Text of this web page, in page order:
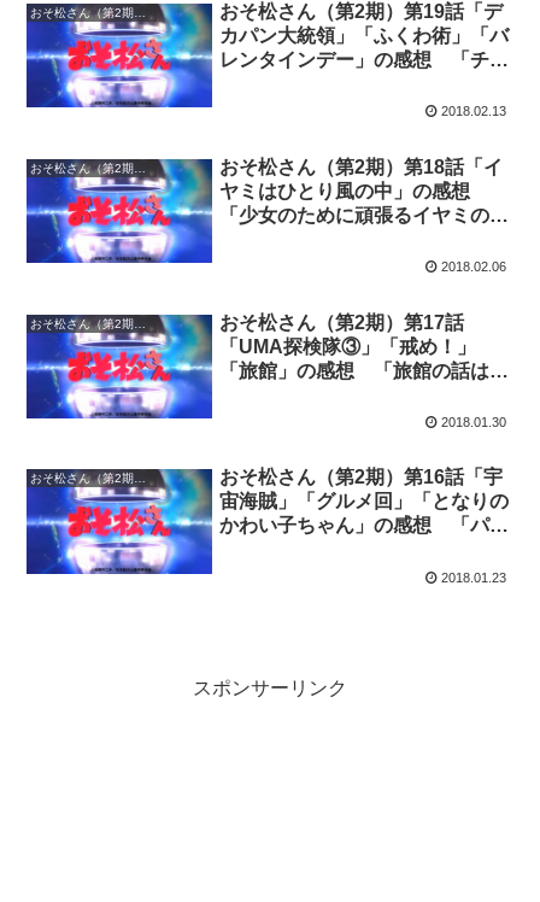
おそ松さん（第2期）の感想
おそ松さん（第2期）第19話「デ
カパン大統領」「ふくわ術」「バ
レンタインデー」の感想 「チョ
2018.02.13
おそ松さん（第2期）第18話「イ
ヤミはひとり風の中」の感想
「少女のために頑張るイヤミの
2018.02.06
おそ松さん（第2期）第17話
「UMA探検隊③」「戒め！」
「旅館」の感想 「旅館の話はオ
2018.01.30
おそ松さん（第2期）の感想
おそ松さん（第2期）第16話「宇
宙海賊」「グルメ回」「となりの
かわい子ちゃん」の感想 「パロ
2018.01.23
スポンサーリンク